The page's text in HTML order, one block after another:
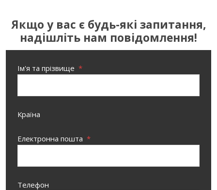
Якщо у вас є будь-які запитання,
надішліть нам повідомлення!
Ім'я та прізвище *
Країна
Електронна пошта *
Телефон